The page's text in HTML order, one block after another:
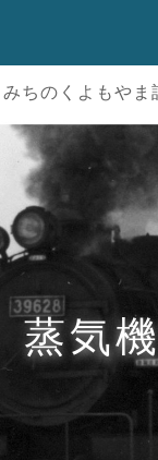
みちのくよもやま
蒸気